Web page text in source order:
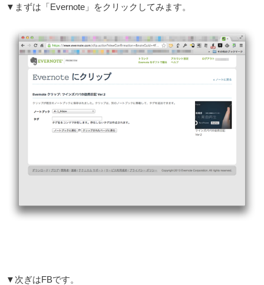
▼まずは「Evernote」をクリックしてみます。
▼次ぎはFBです。